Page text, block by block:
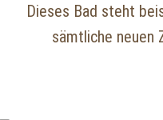
Dieses Bad steht
sämtliche neuen